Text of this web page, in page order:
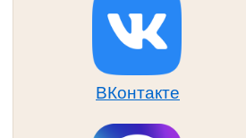
ВКонтакте